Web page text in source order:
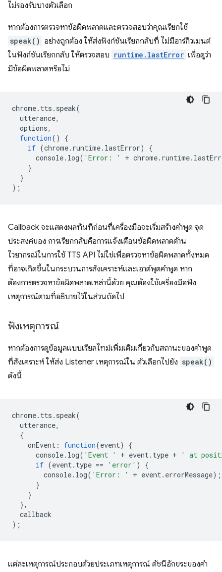
ไม่รองรับบางตัวเลือก
หากต้องการตรวจหาข้อผิดพลาดและตรวจสอบว่าคุณเรียกใช้
speak() อย่างถูกต้อง ให้ส่งฟังก์ชันเรียกกลับที่ ไม่มีอาร์กิวเมนต์
ในฟังก์ชันเรียกกลับ ให้ตรวจสอบ runtime.lastError เพื่อดูว่า
มีข้อผิดพลาดหรือไม่
chrome. tts . speak(
utterance,
options,
function()
{
if (chrome. runtime. lastError)
{
console. log( 'Error: ' + chrome. runtime.
}
}
);
Callback จะแสดงผลทันทีก่อนที่เครื่องมือจะเริ่มสร้างคำพูด จุด
ประสงค์ของ การเรียกกลับคือการแจ้งเตือนข้อผิดพลาดด้าน
ไวยากรณ์ในการใช้ TTS API ไม่ใช่เพื่อตรวจหาข้อผิดพลาดทั้งหมด
ที่อาจเกิดขึ้นในกระบวนการสังเคราะห์และเอาต์พุตคำพูด หาก
ต้องการตรวจหาข้อผิดพลาดเหล่านี้ด้วย คุณต้องใช้เครื่องมือฟัง
เหตุการณ์ตามที่อธิบายไว้ในส่วนถัดไป
ฟังเหตุการณ์
หากต้องการดูข้อมูลแบบเรียลไทม์เพิ่มเติมเกี่ยวกับสถานะของคำพูด
ที่สังเคราะห์ ให้ส่ง Listener เหตุการณ์ใน ตัวเลือกไปยัง speak()
ดังนี้
chrome. tts . speak(
utterance,
{
onEvent : function(event)
{
console. log( 'Event ' + event. type +
' at
if (event. type == 'error' )
{
console. log( 'Error: ' + event. errorMessage);
}
}
},
callback
);
แต่ละเหตุการณ์ประกอบด้วยประเภทเหตุการณ์ ดัชนีอักขระของคำ